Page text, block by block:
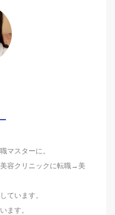
マスターに。
容クリニックに転職→美
ています。
ます。